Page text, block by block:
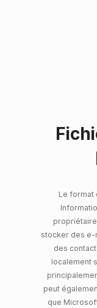
Le format
stocker des e-
des
localement
peut
que